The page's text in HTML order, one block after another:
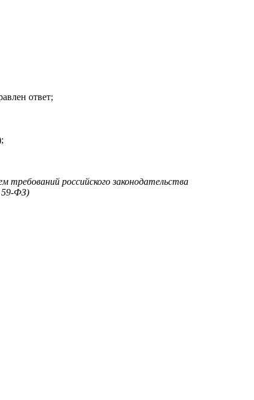
ответ;
российского законодательства
59-ФЗ)